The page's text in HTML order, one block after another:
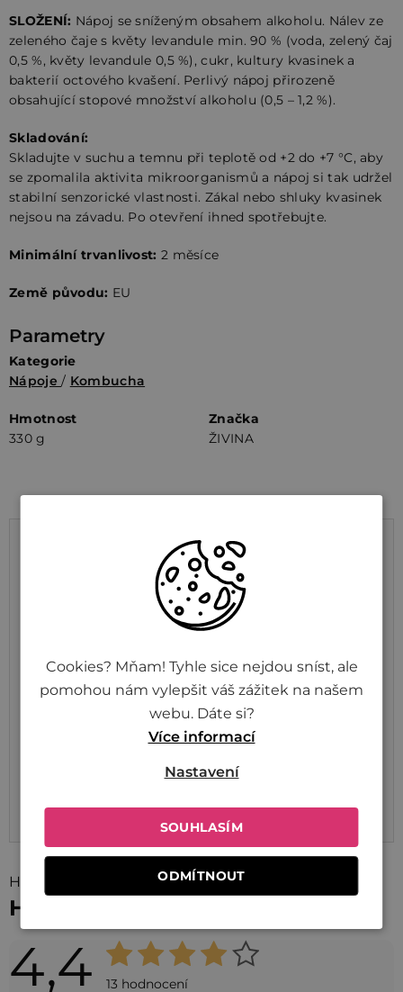
SLOŽENÍ: Nápoj se sníženým obsahem alkoholu. Nálev ze
zeleného čaje s květy levandule min. 90 % (voda, zelený čaj
0,5 %, květy levandule 0,5 %), cukr, kultury kvasinek a
bakterií octového kvašení. Perlivý nápoj přirozeně
obsahující stopové množství alkoholu (0,5 – 1,2 %).
Skladování:
Skladujte v suchu a temnu při teplotě od +2 do +7 °C, aby
se zpomalila aktivita mikroorganismů a nápoj si tak udržel
stabilní senzorické vlastnosti. Zákal nebo shluky kvasinek
nejsou na závadu. Po otevření ihned spotřebujte.
Minimální trvanlivost: 2 měsíce
Země původu: EU
Parametry
Kategorie
Nápoje/ Kombucha
Hmotnost
330 g
Značka
ŽIVINA
Výživové údaje na 100 g
Energetická hodnota
kyseliny
Hodnocení (13)
Hodnocení produktu
4,4
Průměrné
hodnocení
13 hodnocení
Cookies? Mňam! Tyhle sice nejdou sníst, ale
pomohou nám vylepšit váš zážitek na našem
webu. Dáte si?
Více informací
SOUHLASÍM
ODMÍTNOUT
Nastavení